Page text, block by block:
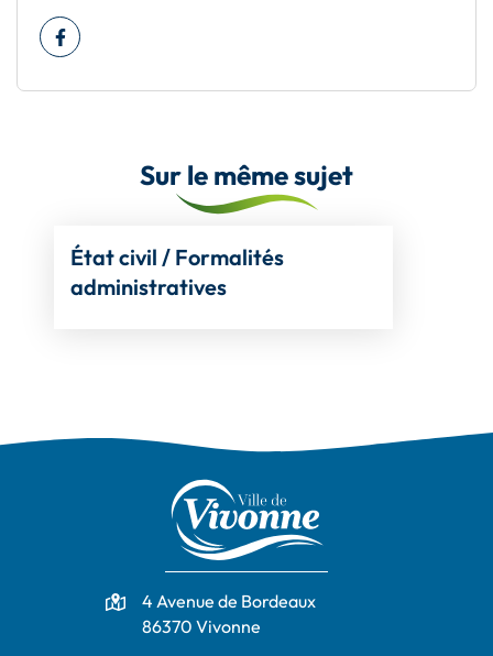
Facebook
(ouverture dans un nouvel onglet)
Sur le même sujet
État civil / Formalités
administratives
Adresse
4 Avenue de Bordeaux
86370 Vivonne